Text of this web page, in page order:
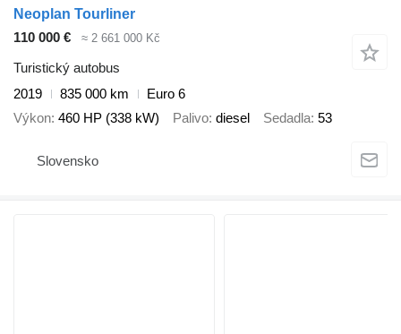
Neoplan Tourliner
110 000 €
≈ 2 661 000 Kč
Turistický autobus
2019
835 000 km
Euro 6
Výkon 460 HP (338 kW) Palivo diesel Sedadla 53
Slovensko